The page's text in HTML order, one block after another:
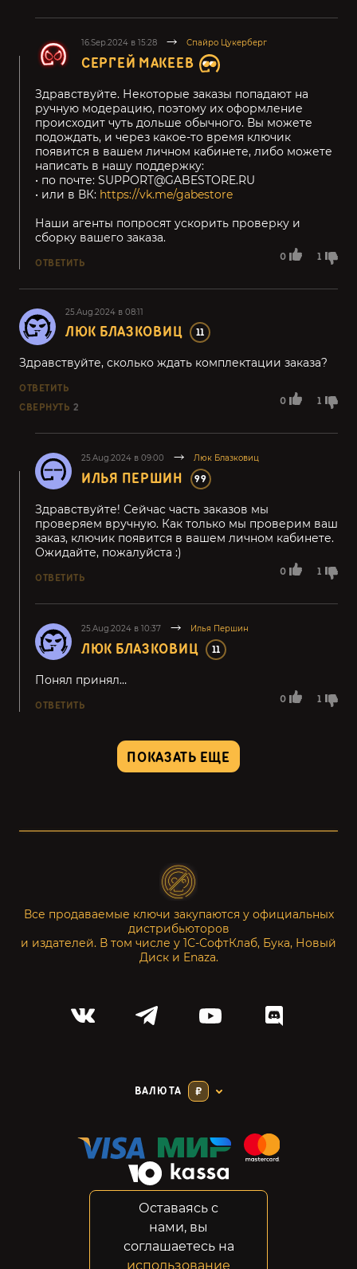
16.Sep.2024 в 15:28 Спайро Цукерберг
СЕРГЕЙ МАКЕЕВ
0 1
Здравствуйте. Некоторые заказы попадают на
ручную модерацию, поэтому их оформление
происходит чуть дольше обычного. Вы можете
подождать, и через какое-то время ключик
появится в вашем личном кабинете, либо можете
написать в нашу поддержку:
• по почте: SUPPORT@GABESTORE.RU
• или в ВК: https://vk.me/gabestore
Наши агенты попросят ускорить проверку и
сборку вашего заказа.
ОТВЕТИТЬ
25.Aug.2024 в 08:11
ЛЮК БЛАЗКОВИЦ 11
0 1
Здравствуйте, сколько ждать комплектации заказа?
ОТВЕТИТЬ
СВЕРНУТЬ 2
25.Aug.2024 в 09:00 Люк Блазковиц
ИЛЬЯ ПЕРШИН 99
0 1
Здравствуйте! Сейчас часть заказов мы
проверяем вручную. Как только мы проверим ваш
заказ, ключик появится в вашем личном кабинете.
Ожидайте, пожалуйста :)
ОТВЕТИТЬ
25.Aug.2024 в 10:37 Илья Першин
ЛЮК БЛАЗКОВИЦ 11
0 1
Понял принял…
ОТВЕТИТЬ
ПОКАЗАТЬ ЕЩЕ
Все продаваемые ключи закупаются у официальных
дистрибьюторов
и издателей. В том числе у 1С-СофтКлаб, Бука, Новый
Диск и Enaza.
ВАЛЮТА ₽
Конфиденциальность
Возвраты
Правовая информация
Оставаясь с
нами, вы
соглашаетесь на
использование